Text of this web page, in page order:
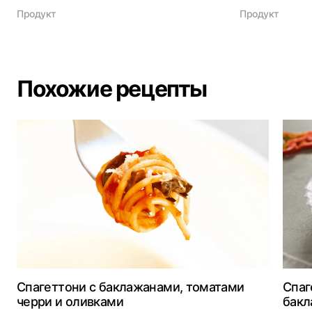
Продукт Продукт
Похожие рецепты
Спагеттони с баклажанами, томатами
черри и оливками